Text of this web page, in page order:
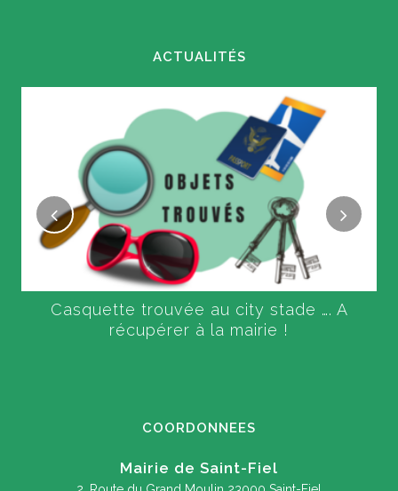
ACTUALITÉS
Casquette trouvée au city stade …. A
récupérer à la mairie !
COORDONNEES
Mairie de Saint-Fiel